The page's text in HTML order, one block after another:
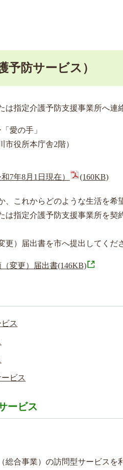
予防サービス）
指定介護予防支援事業所へ連
愛の手」
市役所本庁舎2階）
7年8月1日現在） (160KB)
これからどのような生活を希
は指定介護予防支援事業所を
）届出書を市へ提出してくだ
変更）届出書(146KB)
ス
ビス
ービス
合事業）の訪問型サービスを